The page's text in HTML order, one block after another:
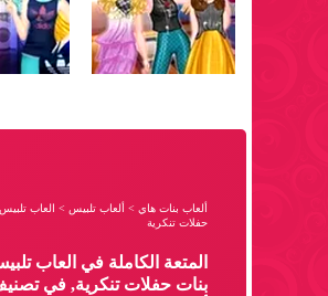
ألعاب بنات هاي > ألعاب تلبيس > العاب
حفلات تنكرية
المتعة الكاملة في العاب
بنات حفلات تنكرية, في